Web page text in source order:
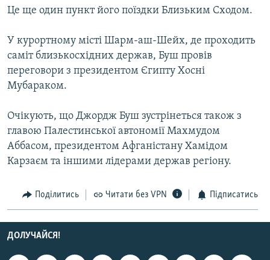
СПЕЦПРОЄКТИ
ПОДКАСТИ
РУС
УКР
КТАТ
ДОЛУЧАЙСЯ!
Це ще один пункт його поїздки Близьким Сходом.
У курортному місті Шарм-аш-Шейх, де проходить
саміт близькосхідних держав, Буш провів
переговори з президентом Єгипту Хосні
Мубараком.
Очікують, що Джордж Буш зустрінеться також з
главою Палестинської автономії Махмудом
Аббасом, президентом Афганістану Хамідом
Карзаєм та іншими лідерами держав регіону.
Поділитись Читати без VPN Підписатись
ДОЛУЧАЙСЯ!